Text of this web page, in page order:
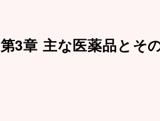
3章 主な医薬品とそ